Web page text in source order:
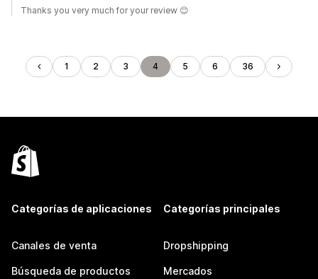
Thanks you very much for your review 😊
1 2 3 4 5 6 36
Categorías de aplicaciones
Canales de venta
Búsqueda de productos
Categorías principales
Dropshipping
Mercados